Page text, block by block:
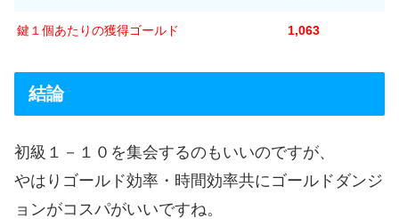
鍵１個あたりの獲得ゴールド 1,063
結論
初級１－１０を集会するのもいいのですが、
やはりゴールド効率・時間効率共にゴールドダンジ
ョンがコスパがいいですね。